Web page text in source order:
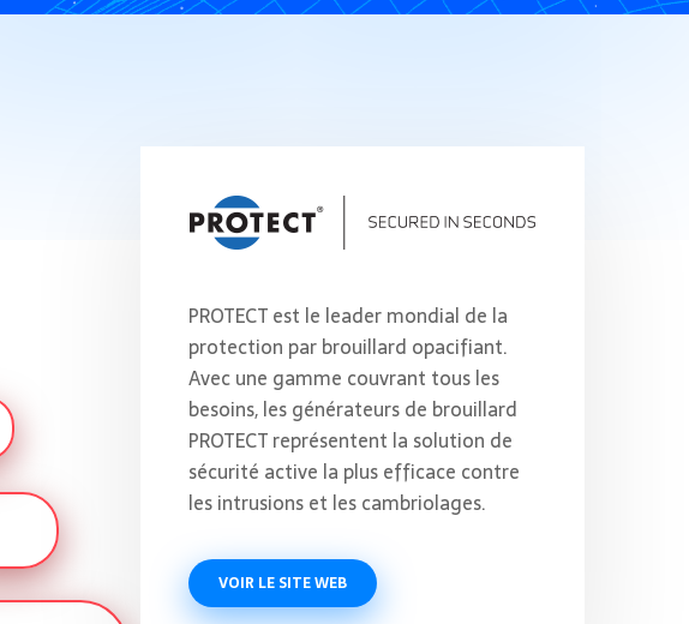
PROTECT est le leader mondial de la
protection par brouillard opacifiant.
Avec une gamme couvrant tous les
besoins, les générateurs de brouillard
PROTECT représentent la solution de
sécurité active la plus efficace contre
les intrusions et les cambriolages.
VOIR LE SITE WEB